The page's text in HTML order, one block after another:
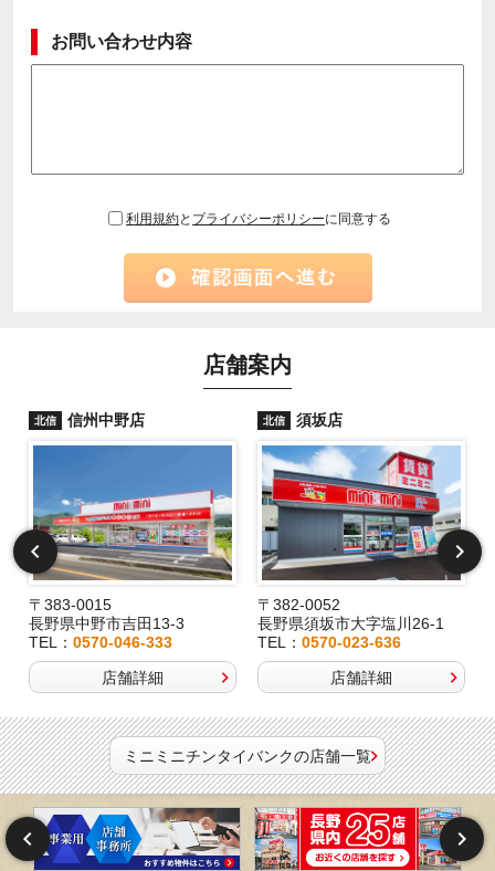
お問い合わせ内容
利用規約と プライバシーポリシーに同意する
店舗案内
北信 信州中野店
〒383-0015
長野県中野市吉田13-3
TEL： 0570-046-333
店舗詳細
北信 須坂店
〒382-0052
長野県須坂市大字塩川26-1
TEL：0570-023-636
店舗詳細
ミニミニチンタイバンクの店舗一覧